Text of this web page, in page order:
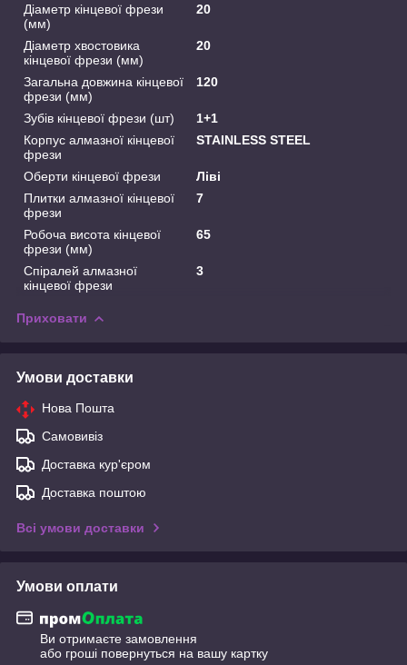
Діаметр кінцевої фрези
(мм)
20
Діаметр хвостовика
кінцевої фрези (мм)
20
Загальна довжина кінцевої
фрези (мм)
120
Зубів кінцевої фрези (шт)
1+1
Корпус алмазної кінцевої
фрези
STAINLESS STEEL
Оберти кінцевої фрези
Ліві
Плитки алмазної кінцевої
фрези
7
Робоча висота кінцевої
фрези (мм)
65
Спіралей алмазної
кінцевої фрези
3
Приховати
Умови доставки
Нова Пошта
Самовивіз
Доставка кур'єром
Доставка поштою
Всі умови доставки
Умови оплати
Ви отримаєте замовлення
або гроші повернуться на вашу картку